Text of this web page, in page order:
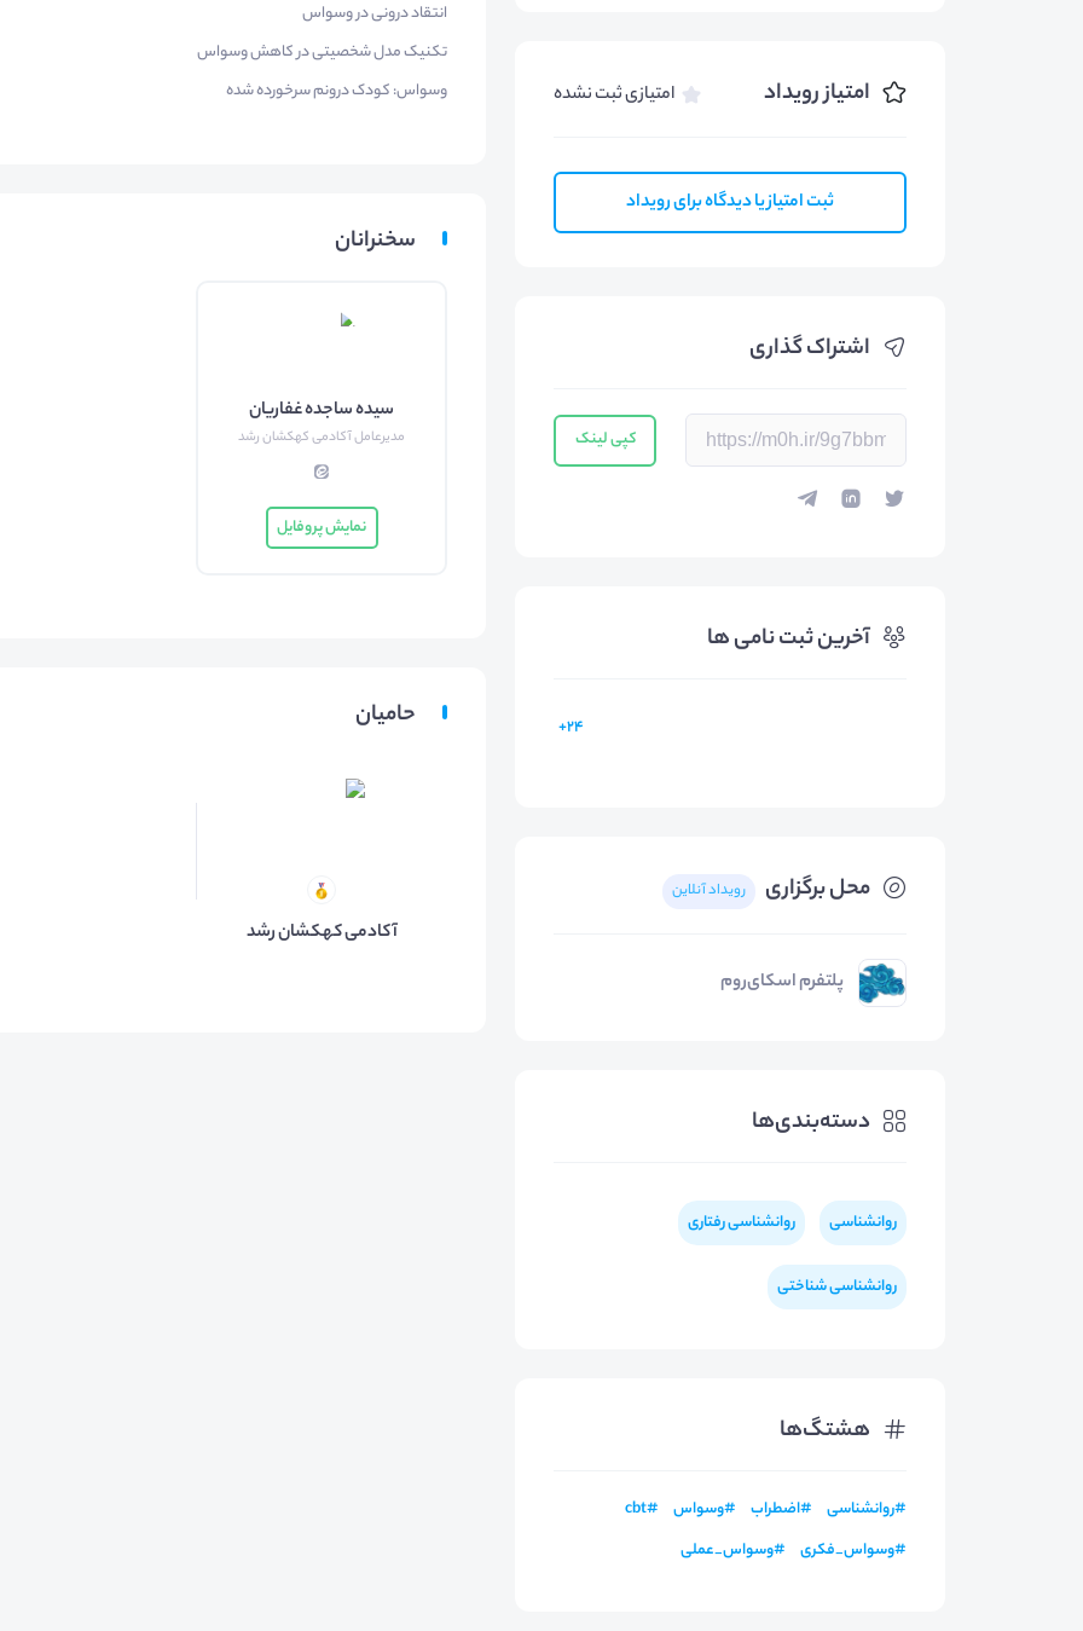
امتیاز رویداد امتیازی ثبت نشده
ثبت امتیاز یا دیدگاه برای رویداد
اشتراک گذاری
کپی لینک
آخرین ثبت نامی ها
24+
محل برگزاری رویداد آنلاین
پلتفرم اسکای‌روم
دسته‌بندی‌ها
روانشناسی روانشناسی رفتاری
روانشناسی شناختی
هشتگ‌ها
#روانشناسی #اضطراب #وسواس #
cbt
#وسواس_فکری #وسواس_عملی
انتقاد درونی در وسواس
تکنیک مدل شخصیتی در کاهش وسواس
وسواس: کودک درونم سرخورده شده
سخنرانان
سیده ساجده غفاریان
مدیرعامل آکادمی کهکشان رشد
نمایش پروفایل
حامیان
آکادمی کهکشان رشد